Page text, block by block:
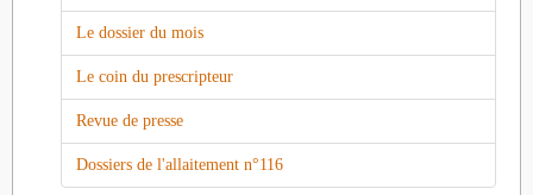
Le dossier du mois
Le coin du prescripteur
Revue de presse
Dossiers de l'allaitement n°116